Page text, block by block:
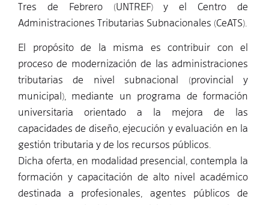
Tres de Febrero (UNTREF) y el Centro de
Administraciones Tributarias Subnacionales (CeATS).
El propósito de la misma es contribuir con el
proceso de modernización de las administraciones
tributarias de nivel subnacional (provincial y
municipal), mediante un programa de formación
universitaria orientado a la mejora de las
capacidades de diseño, ejecución y evaluación en la
gestión tributaria y de los recursos públicos.
Dicha oferta, en modalidad presencial, contempla la
formación y capacitación de alto nivel académico
destinada a profesionales, agentes públicos de